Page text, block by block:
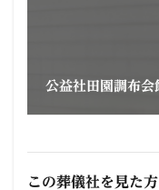
公益社田園調布会
この葬儀社を見た